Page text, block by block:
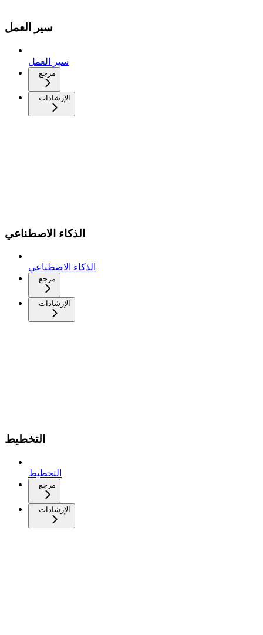
سير العمل
سير العمل
مرجع
الإرشادات
الذكاء الاصطناعي
الذكاء الاصطناعي
مرجع
الإرشادات
التخطيط
التخطيط
مرجع
الإرشادات